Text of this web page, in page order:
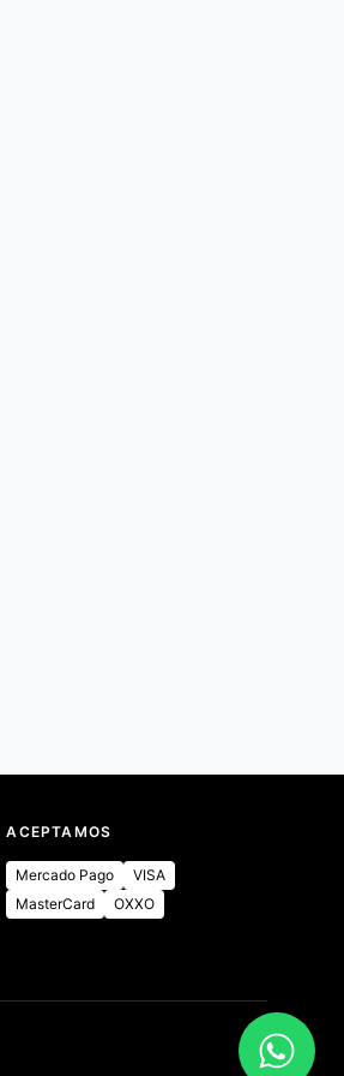
ACEPTAMOS
Mercado Pago
VISA
MasterCard
OXXO